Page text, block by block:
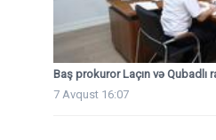
Baş prokuror Laçın və Qubadlı
7 Avqust 16:07